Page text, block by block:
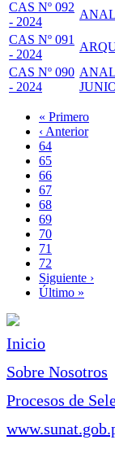
CAS Nº 092
- 2024
CAS Nº 091
- 2024
CAS Nº 090
- 2024
Paginación
Primera
página
« Primero
Página
anterior
‹ Anterior
Page
64
Page
65
Page
66
Page
67
Página
actual
68
Page
69
Page
70
Page
71
Page
72
Siguiente
página
Siguiente ›
Última
Último »
Inicio
Sobre Nosotros
Procesos de